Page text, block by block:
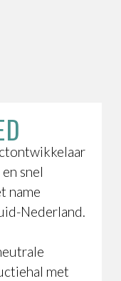
snel
name
Nederland.
met